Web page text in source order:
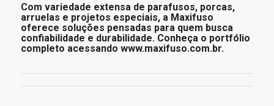
Com variedade extensa de parafusos, porcas,
arruelas e projetos especiais, a Maxifuso
oferece soluções pensadas para quem busca
confiabilidade e durabilidade. Conheça o portfólio
completo acessando www.maxifuso.com.br.